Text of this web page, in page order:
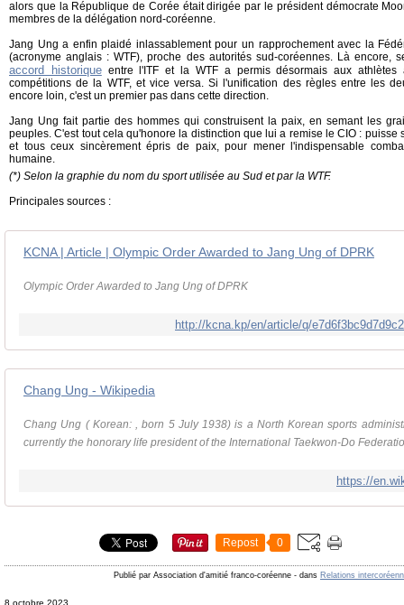
alors que la République de Corée était dirigée par le président démocrate
membres de la délégation nord-coréenne.
Jang Ung a enfin plaidé inlassablement pour un rapprochement avec la
(acronyme anglais : WTF), proche des autorités sud-coréennes. Là encore,
accord historiqueentre l'ITF et la WTF a permis désormais aux athlètes
compétitions de la WTF, et vice versa. Si l'unification des règles entre les
encore loin, c'est un premier pas dans cette direction.
Jang Ung fait partie des hommes qui construisent la paix, en semant les
peuples. C'est tout cela qu'honore la distinction que lui a remise le CIO : puisse
et tous ceux sincèrement épris de paix, pour mener l'indispensable
humaine.
(*) Selon la graphie du nom du sport utilisée au Sud et par la WTF.
Principales sources :
KCNA | Article | Olympic Order Awarded to Jang Ung of DPRK
Olympic Order Awarded to Jang Ung of DPRK
http://kcna.kp/en/article/q/
Chang Ung - Wikipedia
Chang Ung ( Korean: , born 5 July 1938) is a North Korean sports
currently the honorary life president of the International Taekwon-Do
https://
Repost 0
Publié par Association d'amitié franco-coréenne - dans Relations
8 octobre 2023